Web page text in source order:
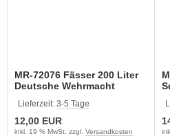
MR-72076 Fässer 200 Liter
Deutsche Wehrmacht
Lieferzeit: 3-5 Tage
12,00 EUR
inkl. 19 % MwSt. zzgl. Versandkosten